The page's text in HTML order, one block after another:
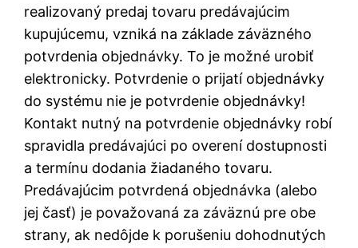
realizovaný predaj tovaru predávajúcim
kupujúcemu, vzniká na základe záväzného
potvrdenia objednávky. To je možné urobiť
elektronicky. Potvrdenie o prijatí objednávky
do systému nie je potvrdenie objednávky!
Kontakt nutný na potvrdenie objednávky robí
spravidla predávajúci po overení dostupnosti
a termínu dodania žiadaného tovaru.
Predávajúcim potvrdená objednávka (alebo
jej časť) je považovaná za záväznú pre obe
strany, ak nedôjde k porušeniu dohodnutých